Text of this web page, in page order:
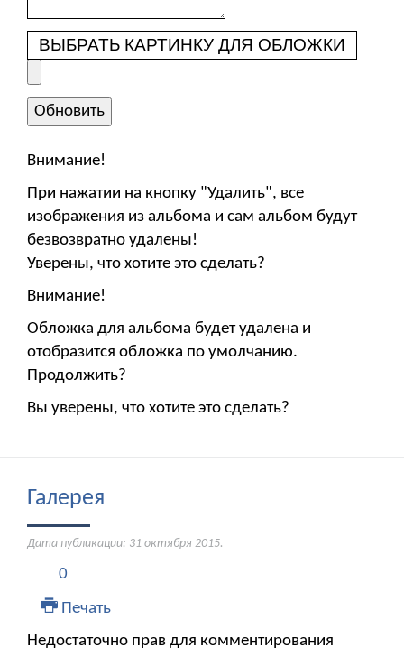
ВЫБРАТЬ КАРТИНКУ ДЛЯ ОБЛОЖКИ
Внимание!
При нажатии на кнопку "Удалить", все
изображения из альбома и сам альбом будут
безвозвратно удалены!
Уверены, что хотите это сделать?
Внимание!
Обложка для альбома будет удалена и
отобразится обложка по умолчанию.
Продолжить?
Вы уверены, что хотите это сделать?
Галерея
Дата публикации: 31 октября 2015.
0
Печать
Недостаточно прав для комментирования